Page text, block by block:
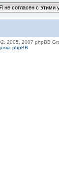
2005, 2007 phpBB
phpBB